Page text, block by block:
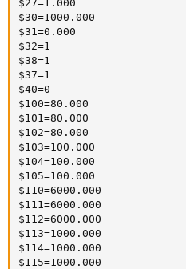
$27=1.000
$30=1000.000
$31=0.000
$32=1
$38=1
$37=1
$40=0
$100=80.000
$101=80.000
$102=80.000
$103=100.000
$104=100.000
$105=100.000
$110=6000.000
$111=6000.000
$112=6000.000
$113=1000.000
$114=1000.000
$115=1000.000